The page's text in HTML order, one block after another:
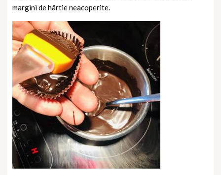
margini de hârtie neacoperite.